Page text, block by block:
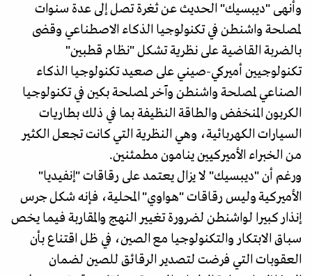
وأنهى "ديبسيك" الحديث عن ثغرة تصل إلى عدة سنوات
لمصلحة واشنطن في تكنولوجيا الذكاء الاصطناعي وقضى
بالضربة القاضية على نظرية تشكل "نظام قطبين"
تكنولوجيين أميركي-صيني على صعيد تكنولوجيا الذكاء
الصناعي لمصلحة واشنطن وآخر لمصلحة بكين في تكنولوجيا
الكربون المنخفض والطاقة النظيفة بما في ذلك بطاريات
السيارات الكهربائية، وهي النظرية التي كانت تجعل الكثير
من الخبراء الأميركيين ينامون مطمئنين.
ورغم أن "ديبسيك" لا يزال يعتمد على رقاقات "إنفيديا"
الأميركية وليس رقاقات "هواوي" المحلية، فإنه شكل جرس
إنذار كبيرا لواشنطن لضرورة تغيير النهج والمقاربة فيما يخص
سباق الابتكار والتكنولوجيا مع الصين، في ظل اقتناع بأن
العقوبات التي فرضت لتصدير الرقائق للصين لضمان